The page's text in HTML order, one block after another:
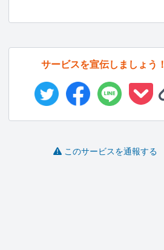
サービスを宣伝しましょう！
このサービスを通報する